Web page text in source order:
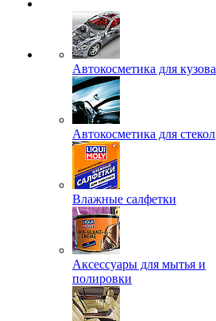
Автокосметика для кузова
Автокосметика для стекол
Влажные салфетки
Аксессуары для мытья и
полировки